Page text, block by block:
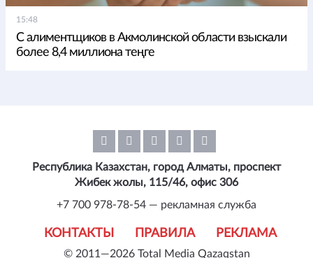
15:48
С алиментщиков в Акмолинской области взыскали
более 8,4 миллиона теңге
© 2011—2026 Total Media Qazaqstan
КОНТАКТЫ ПРАВИЛА РЕКЛАМА
Республика Казахстан, город Алматы, проспект
Жибек жолы, 115/46, офис 306
+7 700 978-78-54 — рекламная служба